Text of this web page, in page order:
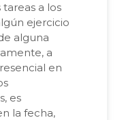
a los
ejercicio
alguna
a
en
es
la fecha,